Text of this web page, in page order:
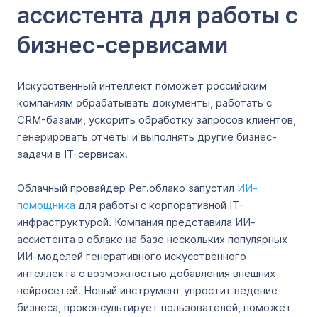
ассистента для работы с
бизнес-сервисами
Искусственный интеллект поможет российским
компаниям обрабатывать документы, работать с
CRM-базами, ускорить обработку запросов клиентов,
генерировать отчеты и выполнять другие бизнес-
задачи в IT-сервисах.
Облачный провайдер Рег.облако запустил ИИ-
помощника для работы с корпоративной IT-
инфраструктурой. Компания представила ИИ-
ассистента в облаке на базе нескольких популярных
ИИ-моделей генеративного искусственного
интеллекта с возможностью добавления внешних
нейросетей. Новый инструмент упростит ведение
бизнеса, проконсультирует пользователей, поможет